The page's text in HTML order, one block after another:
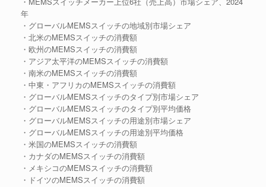
年
・グローバルMEMSスイッチの地域別市場シェア
・北米のMEMSスイッチの消費額
・欧州のMEMSスイッチの消費額
・アジア太平洋のMEMSスイッチの消費額
・南米のMEMSスイッチの消費額
・中東・アフリカのMEMSスイッチの消費額
・グローバルMEMSスイッチのタイプ別市場シェア
・グローバルMEMSスイッチのタイプ別平均価格
・グローバルMEMSスイッチの用途別市場シェア
・グローバルMEMSスイッチの用途別平均価格
・米国のMEMSスイッチの消費額
・カナダのMEMSスイッチの消費額
・メキシコのMEMSスイッチの消費額
・ドイツのMEMSスイッチの消費額